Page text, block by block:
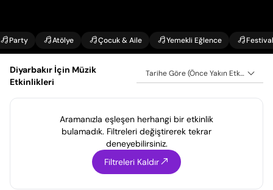
Party Atölye Çocuk & Aile Yemekli Eğlence Festival
Diyarbakır İçin Müzik
Etkinlikleri
Tarihe Göre (Önce Yakın Etkinlikler)
Aramanızla eşleşen herhangi bir etkinlik
bulamadık. Filtreleri değiştirerek tekrar
deneyebilirsiniz.
Filtreleri Kaldır